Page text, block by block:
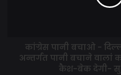
कांग्रेस पानी बचाओ -
अन्तर्गत पानी बचाने वालां
कैश-बेक देगी-